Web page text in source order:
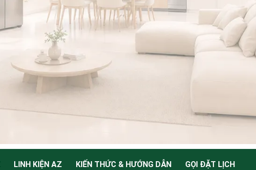
LINH KIỆN AZ KIẾN THỨC & HƯỚNG DẪN GỌI ĐẶT LỊCH